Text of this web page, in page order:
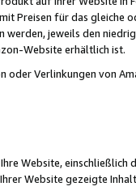
Preisen für das
jeweils den
Website erhältlich ist.
Verlinkungen von
Website,
Website gezeigte